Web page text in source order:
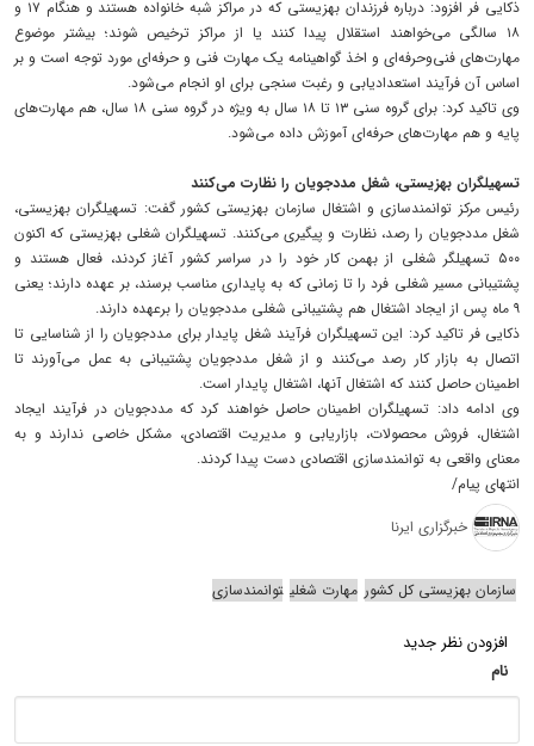
ذکایی فر افزود: درباره فرزندان بهزیستی که در مراکز شبه خانواده هستند و هنگام ۱۷ و
۱۸ سالگی می‌خواهند استقلال پیدا کنند یا از مراکز ترخیص شوند؛ بیشتر موضوع
مهارت‌های فنی‌وحرفه‌ای و اخذ گواهینامه یک مهارت فنی و حرفه‌ای مورد توجه است و بر
اساس آن فرآیند استعدادیابی و رغبت سنجی برای او انجام می‌شود.
وی تاکید کرد: برای گروه سنی ۱۳ تا ۱۸ سال به ویژه در گروه سنی ۱۸ سال، هم مهارت‌های
پایه و هم مهارت‌های حرفه‌ای آموزش داده می‌شود.
تسهیلگران بهزیستی، شغل مددجویان را نظارت می‌کنند
رئیس مرکز توانمندسازی و اشتغال سازمان بهزیستی کشور گفت: تسهیلگران بهزیستی،
شغل مددجویان را رصد، نظارت و پیگیری می‌کنند. تسهیلگران شغلی بهزیستی که اکنون
۵۰۰ تسهیلگر شغلی از بهمن کار خود را در سراسر کشور آغاز کردند، فعال هستند و
پشتیبانی مسیر شغلی فرد را تا زمانی که به پایداری مناسب برسند، بر عهده دارند؛ یعنی
۹ ماه پس از ایجاد اشتغال هم پشتیبانی شغلی مددجویان را برعهده دارند.
ذکایی فر تاکید کرد: این تسهیلگران فرآیند شغل پایدار برای مددجویان را از شناسایی تا
اتصال به بازار کار رصد می‌کنند و از شغل مددجویان پشتیبانی به عمل می‌آورند تا
اطمینان حاصل کنند که اشتغال آنها، اشتغال پایدار است.
وی ادامه داد: تسهیلگران اطمینان حاصل خواهند کرد که مددجویان در فرآیند ایجاد
اشتغال، فروش محصولات، بازاریابی و مدیریت اقتصادی، مشکل خاصی ندارند و به
معنای واقعی به توانمندسازی اقتصادی دست پیدا کردند.
انتهای پیام/
خبرگزاری ایرنا
سازمان بهزیستی کل کشور مهارت شغلی توانمندسازی
افزودن نظر جدید
نام